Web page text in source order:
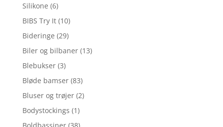
Silikone (6)
BIBS Try It (10)
Bideringe (29)
Biler og bilbaner (13)
Blebukser (3)
Bløde bamser (83)
Bluser og trøjer (2)
Bodystockings (1)